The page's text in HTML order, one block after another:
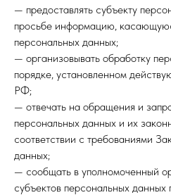
— предоставлять субъекту
просьбе информацию,
персональных данных;
— организовывать обработку
порядке, установленном
РФ;
— отвечать на обращения и
персональных данных и их
соответствии с требованиями
данных;
— сообщать в уполномоченный
субъектов персональных данных